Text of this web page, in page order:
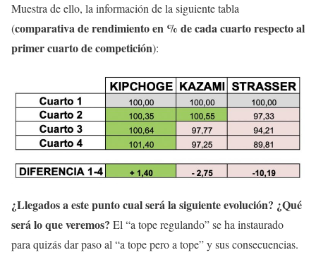
Muestra de ello, la información de la siguiente tabla
(comparativa de rendimiento en % de cada cuarto respecto al
primer cuarto de competición):
¿Llegados a este punto cual será la siguiente evolución? ¿Qué
será lo que veremos? El “a tope regulando” se ha instaurado
para quizás dar paso al “a tope pero a tope” y sus consecuencias.